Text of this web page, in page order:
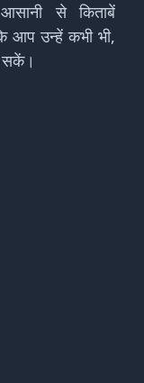
से किताबें
आप उन्हें कभी भी,
सकें।